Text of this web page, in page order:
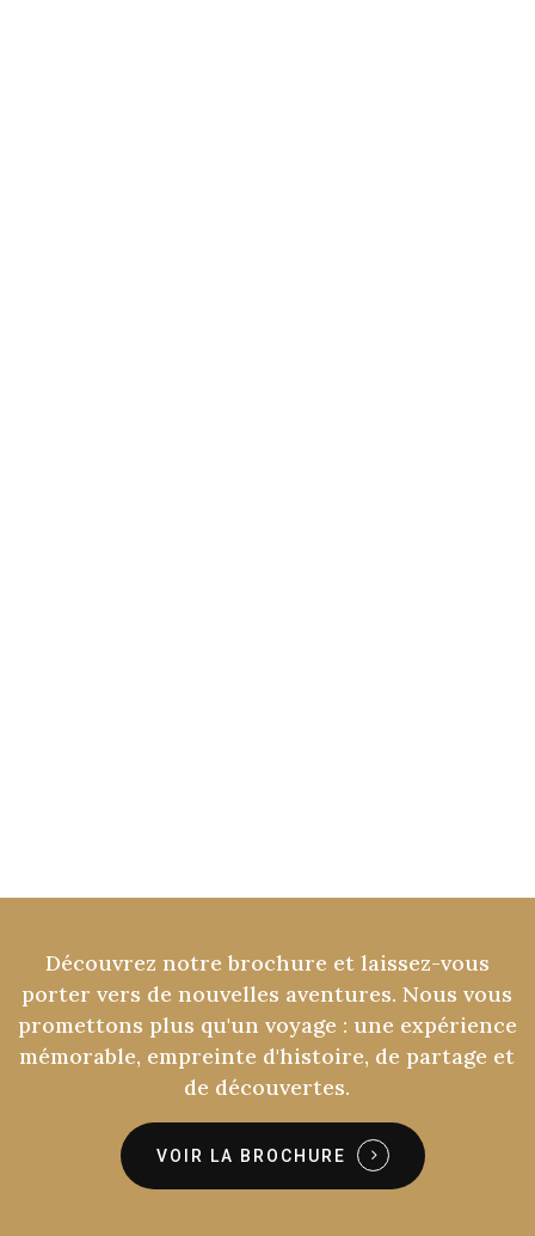
Découvrez notre brochure et laissez-vous
porter vers de nouvelles aventures. Nous vous
promettons plus qu'un voyage : une expérience
mémorable, empreinte d'histoire, de partage et
de découvertes.
VOIR LA BROCHURE